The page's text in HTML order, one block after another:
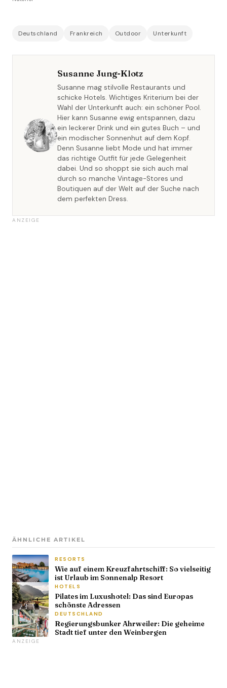
Deutschland Frankreich Outdoor Unterkunft
Susanne Jung-Klotz
Susanne mag stilvolle Restaurants und
schicke Hotels. Wichtiges Kriterium bei der
Wahl der Unterkunft auch: ein schöner Pool.
Hier kann Susanne ewig entspannen, dazu
ein leckerer Drink und ein gutes Buch – und
ein modischer Sonnenhut auf dem Kopf.
Denn Susanne liebt Mode und hat immer
das richtige Outfit für jede Gelegenheit
dabei. Und so shoppt sie sich auch mal
durch so manche Vintage-Stores und
Boutiquen auf der Welt auf der Suche nach
dem perfekten Dress.
ANZEIGE
ÄHNLICHE ARTIKEL
RESORTS
Wie auf einem Kreuzfahrtschiff: So vielseitig
ist Urlaub im Sonnenalp Resort
HOTELS
Pilates im Luxushotel: Das sind Europas
schönste Adressen
DEUTSCHLAND
Regierungsbunker Ahrweiler: Die geheime
Stadt tief unter den Weinbergen
ANZEIGE